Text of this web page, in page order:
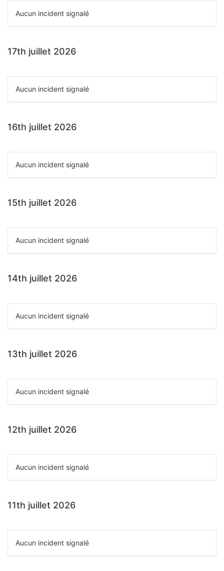
Aucun incident signalé
17th juillet 2026
Aucun incident signalé
16th juillet 2026
Aucun incident signalé
15th juillet 2026
Aucun incident signalé
14th juillet 2026
Aucun incident signalé
13th juillet 2026
Aucun incident signalé
12th juillet 2026
Aucun incident signalé
11th juillet 2026
Aucun incident signalé